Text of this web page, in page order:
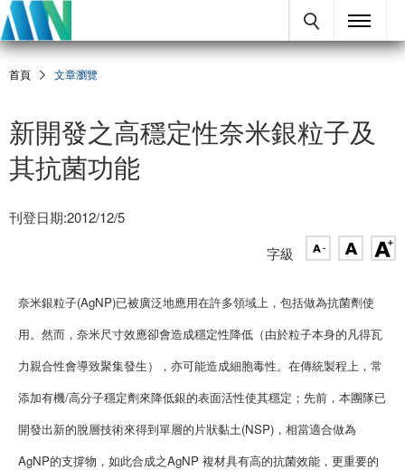
首頁 文章瀏覽
新開發之高穩定性奈米銀粒子及
其抗菌功能
刊登日期:2012/12/5
字級
奈米銀粒子(AgNP)已被廣泛地應用在許多領域上，包括做為抗菌劑使
用。然而，奈米尺寸效應卻會造成穩定性降低（由於粒子本身的凡得瓦
力親合性會導致聚集發生），亦可能造成細胞毒性。在傳統製程上，常
添加有機/高分子穩定劑來降低銀的表面活性使其穩定；先前，本團隊已
開發出新的脫層技術來得到單層的片狀黏土(NSP)，相當適合做為
AgNP的支撐物，如此合成之AgNP 複材具有高的抗菌效能，更重要的